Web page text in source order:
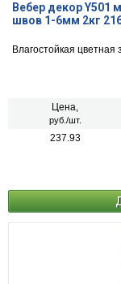
Вебер декор Y501
швов 1-6мм 2кг
Влагостойкая
Цена,
руб./шт.
237.93